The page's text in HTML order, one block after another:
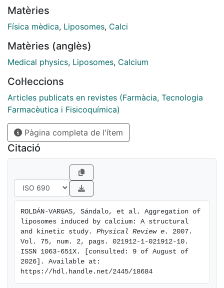
dynamic light-scattering techniques to obtain kinetic
exponents and fractal dimensions. For salt
aggregation regime is observed and the Brownian
kernel properly describes the time evolution of the
modified multiple contact kernel is required. In any
case, a time evolution model based on the numerical
resolution of Smoluchowski's equation is proposed in
order to establish a theoretical description for the
aggregating system. Such a model provides an
alternative procedure to determine the dimerization
constant, which might supply valuable information
about interaction mechanisms between phospholipid
vesicles.
Matèries
Física mèdica, Liposomes, Calci
Matèries (anglès)
Medical physics, Liposomes, Calcium
Col·leccions
Articles publicats en revistes (Farmàcia, Tecnologia
Farmacèutica i Fisicoquímica)
Pàgina completa de l'ítem
Citació
ROLDÁN-VARGAS, Sándalo, et al. Aggregation of
liposomes induced by calcium: A structural
and kinetic study. Physical Review e . 2007.
Vol. 75, num. 2, pags. 021912-1-021912-10.
ISSN 1063-651X. [consulted: 9 of August of
2026]. Available at:
https://hdl.handle.net/2445/18684